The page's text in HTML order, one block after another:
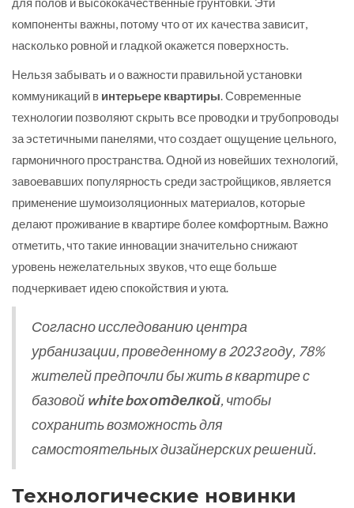
компоненты важны, потому что от их качества зависит,
насколько ровной и гладкой окажется поверхность.
Нельзя забывать и о важности правильной установки
коммуникаций в интерьере квартиры. Современные
технологии позволяют скрыть все проводки и трубопроводы
за эстетичными панелями, что создает ощущение цельного,
гармоничного пространства. Одной из новейших технологий,
завоевавших популярность среди застройщиков, является
применение шумоизоляционных материалов, которые
делают проживание в квартире более комфортным. Важно
отметить, что такие инновации значительно снижают
уровень нежелательных звуков, что еще больше
подчеркивает идею спокойствия и уюта.
Согласно исследованию центра
урбанизации, проведенному в 2023 году, 78%
жителей предпочли бы жить в квартире с
базовой white box отделкой, чтобы
сохранить возможность для
самостоятельных дизайнерских решений.
Технологические новинки